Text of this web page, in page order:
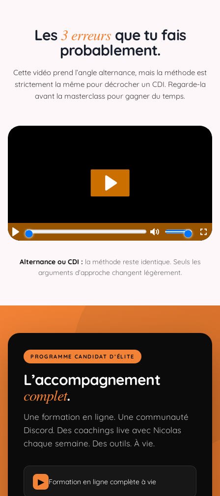
Les3 erreurs que tu fais
probablement.
Cette vidéo prend l’angle alternance, mais la méthode est
strictement la même pour décrocher un CDI. Regarde-la
avant la masterclass pour gagner du temps.
Alternance ou CDI : la méthode reste identique. Seuls les
arguments d’approche changent légèrement.
PROGRAMME CANDIDAT D’ÉLITE
L’accompagnement
complet.
Une formation en ligne. Une communauté
Discord. Des coachings live avec Nicolas
chaque semaine. Des outils. À vie.
▶ Formation en ligne complète à vie